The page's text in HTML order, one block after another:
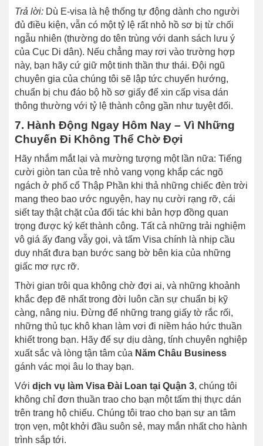
Trả lời: Dù E-visa là hệ thống tự động dành cho người
đủ điều kiện, vẫn có một tỷ lệ rất nhỏ hồ sơ bị từ chối
ngẫu nhiên (thường do tên trùng với danh sách lưu ý
của Cục Di dân). Nếu chẳng may rơi vào trường hợp
này, bạn hãy cứ giữ một tinh thần thư thái. Đội ngũ
chuyên gia của chúng tôi sẽ lập tức chuyển hướng,
chuẩn bị chu đáo bộ hồ sơ giấy để xin cấp visa dán
thông thường với tỷ lệ thành công gần như tuyệt đối.
7. Hành Động Ngay Hôm Nay – Vì Những
Chuyến Đi Không Thể Chờ Đợi
Hãy nhắm mắt lại và mường tượng một lần nữa: Tiếng
cười giòn tan của trẻ nhỏ vang vọng khắp các ngõ
ngách ở phố cổ Thập Phần khi thả những chiếc đèn trời
mang theo bao ước nguyện, hay nụ cười rạng rỡ, cái
siết tay thật chặt của đối tác khi bản hợp đồng quan
trọng được ký kết thành công. Tất cả những trải nghiệm
vô giá ấy đang vẫy gọi, và tấm Visa chính là nhịp cầu
duy nhất đưa bạn bước sang bờ bên kia của những
giấc mơ rực rỡ.
Thời gian trôi qua không chờ đợi ai, và những khoảnh
khắc đẹp đẽ nhất trong đời luôn cần sự chuẩn bị kỹ
càng, nâng niu. Đừng để những trang giấy tờ rắc rối,
những thủ tục khô khan làm vơi đi niềm háo hức thuần
khiết trong bạn. Hãy để sự dịu dàng, tính chuyên nghiệp
xuất sắc và lòng tận tâm của Năm Châu Business
gánh vác mọi âu lo thay bạn.
Với dịch vụ làm Visa Đài Loan tại Quận 3, chúng tôi
không chỉ đơn thuần trao cho bạn một tấm thị thực dán
trên trang hộ chiếu. Chúng tôi trao cho bạn sự an tâm
trọn vẹn, một khởi đầu suôn sẻ, may mắn nhất cho hành
trình sắp tới.